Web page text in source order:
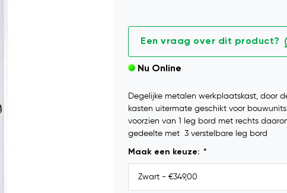
Een vraag over dit product?
Nu Online
Degelijke metalen werkplaatskast, door
kasten uitermate geschikt voor
voorzien van 1 leg bord met rechts
gedeelte met 3 verstelbare leg bord
Maak een keuze: *